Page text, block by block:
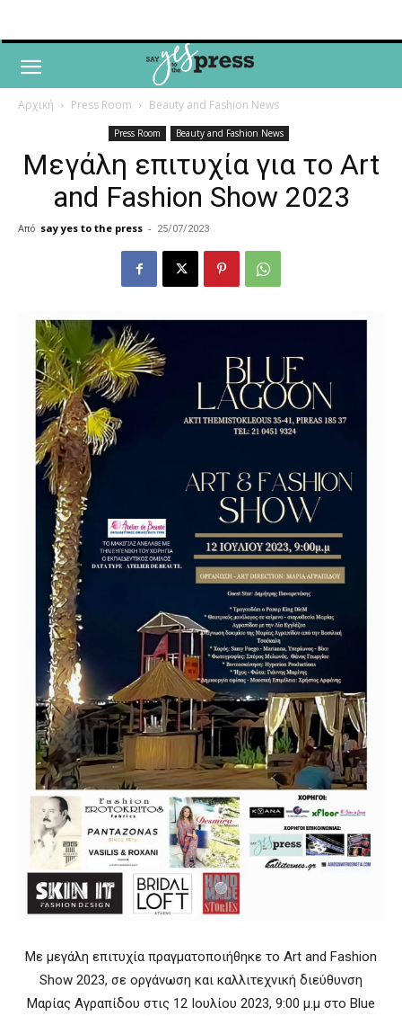
Αρχική Press Room Beauty and Fashion News
Press Room Beauty and Fashion News
Mεγάλη επιτυχία για το Art
and Fashion Show 2023
Από say yes to the press - 25/07/2023
Με μεγάλη επιτυχία πραγματοποιήθηκε το Art and Fashion
Show 2023, σε οργάνωση και καλλιτεχνική διεύθυνση
Μαρίας Αγραπίδου στις 12 Ιουλίου 2023, 9:00 μ.μ στο Blue